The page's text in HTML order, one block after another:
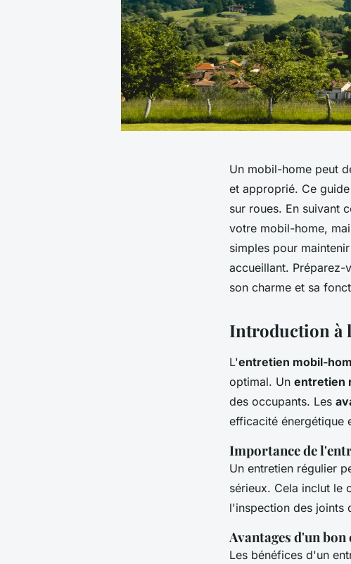
Un mobil-home peut
et approprié. Ce
sur roues. En suivant
votre mobil-home,
simples pour
accueillant.
son charme et sa
Introduction à
L'entretien mobil-
optimal. Un entretien
des occupants. Les
efficacité énergétique
Importance de
Un entretien régulier
sérieux. Cela inclut le
l'inspection des joints
Avantages d'un
Les bénéfices d'un